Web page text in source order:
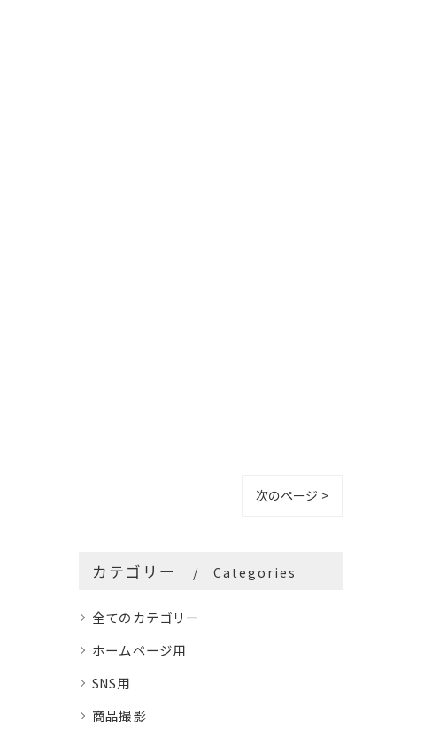
次のページ >
カテゴリー Categories
全てのカテゴリー
ホームページ用
SNS用
商品撮影